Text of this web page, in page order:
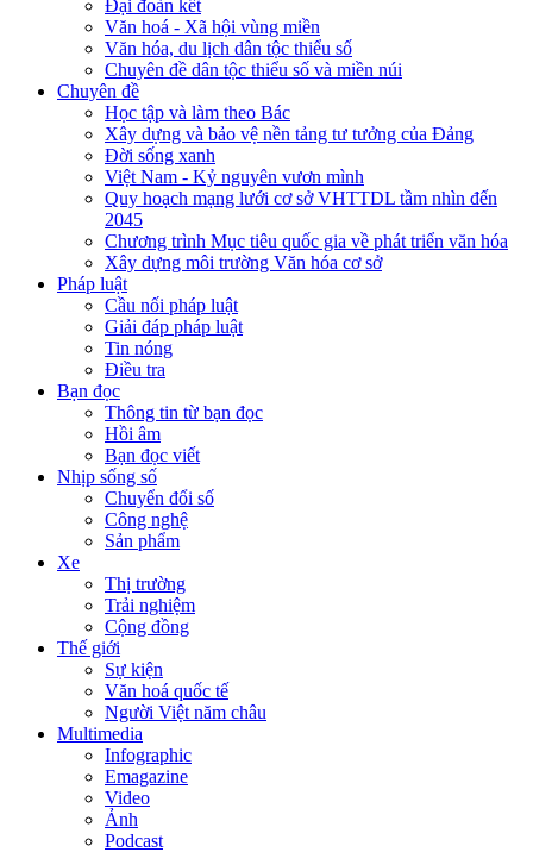
Đại đoàn kết
Văn hoá - Xã hội vùng miền
Văn hóa, du lịch dân tộc thiểu số
Chuyên đề dân tộc thiểu số và miền núi
Chuyên đề
Học tập và làm theo Bác
Xây dựng và bảo vệ nền tảng tư tưởng của Đảng
Đời sống xanh
Việt Nam - Kỷ nguyên vươn mình
Quy hoạch mạng lưới cơ sở VHTTDL tầm nhìn đến
2045
Chương trình Mục tiêu quốc gia về phát triển văn hóa
Xây dựng môi trường Văn hóa cơ sở
Pháp luật
Cầu nối pháp luật
Giải đáp pháp luật
Tin nóng
Điều tra
Bạn đọc
Thông tin từ bạn đọc
Hồi âm
Bạn đọc viết
Nhịp sống số
Chuyển đổi số
Công nghệ
Sản phẩm
Xe
Thị trường
Trải nghiệm
Cộng đồng
Thế giới
Sự kiện
Văn hoá quốc tế
Người Việt năm châu
Multimedia
Infographic
Emagazine
Video
Ảnh
Podcast